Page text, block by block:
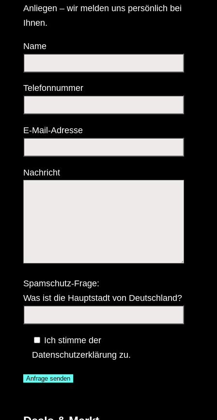
Anliegen – wir melden uns persönlich bei
Ihnen.
Name
Telefonnummer
E-Mail-Adresse
Nachricht
Spamschutz-Frage:
Was ist die Hauptstadt von Deutschland?
Ich stimme der
Datenschutzerklärung zu.